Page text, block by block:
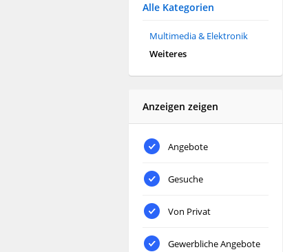
Alle Kategorien
Multimedia & Elektronik
Weiteres
Anzeigen zeigen
Angebote
Gesuche
Von Privat
Gewerbliche Angebote